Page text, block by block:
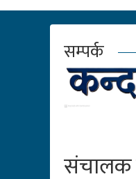
सम्पर्क
संचालक